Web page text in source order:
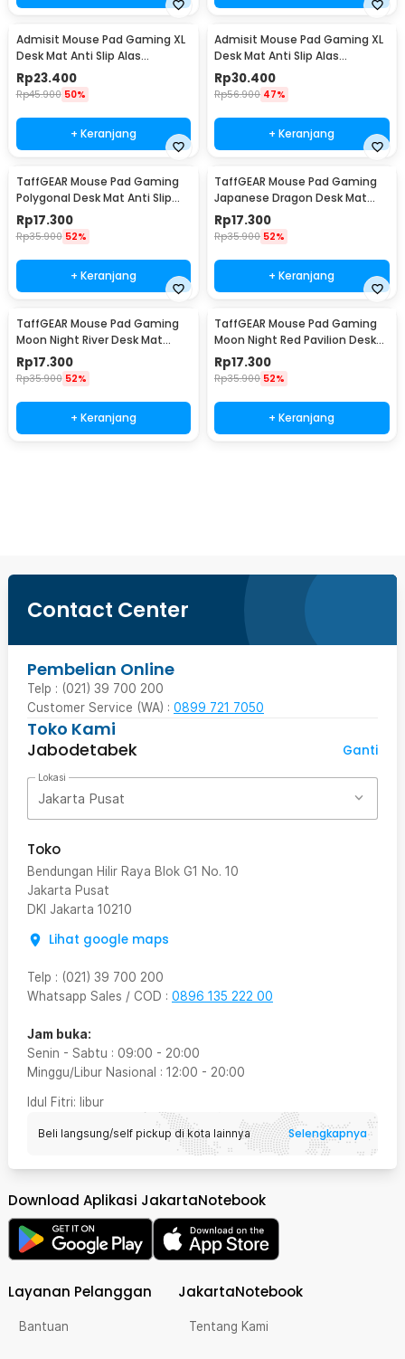
Admisit Mouse Pad Gaming XL
Desk Mat Anti Slip Alas
Keyboard Topografi
300x800x3mm - YL-800
Rp23.400
Rp45.900 50%
+ Keranjang
Admisit Mouse Pad Gaming XL
Desk Mat Anti Slip Alas
Keyboard Topografi
400x900x3mm - YL-800
Rp30.400
Rp56.900 47%
+ Keranjang
TaffGEAR Mouse Pad Gaming
Polygonal Desk Mat Anti Slip
600x300x3mm - LM-990
Rp17.300
Rp35.900 52%
+ Keranjang
TaffGEAR Mouse Pad Gaming
Japanese Dragon Desk Mat
300x600x3mm - M35
Rp17.300
Rp35.900 52%
+ Keranjang
TaffGEAR Mouse Pad Gaming
Moon Night River Desk Mat
300x600x3mm - YL-510
Rp17.300
Rp35.900 52%
+ Keranjang
TaffGEAR Mouse Pad Gaming
Moon Night Red Pavilion Desk
Mat 300x600x3mm - YL-515
Rp17.300
Rp35.900 52%
+ Keranjang
Contact Center
Pembelian Online
Telp : (021) 39 700 200
Customer Service (WA) : 0899 721 7050
Toko Kami
Jabodetabek
Ganti
Lokasi
Jakarta Pusat
Toko
Bendungan Hilir Raya Blok G1 No. 10
Jakarta Pusat
DKI Jakarta 10210
Lihat google maps
Telp : (021) 39 700 200
Whatsapp Sales / COD : 0896 135 222 00
Jam buka:
Senin - Sabtu : 09:00 - 20:00
Minggu/Libur Nasional : 12:00 - 20:00
Idul Fitri: libur
Beli langsung/self pickup di kota lainnya Selengkapnya
Download Aplikasi JakartaNotebook
Layanan Pelanggan
Bantuan
JakartaNotebook
Tentang Kami